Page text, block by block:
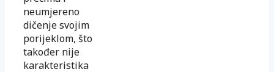
neumjereno
dičenje svojim
porijeklom, što
također nije
karakteristika